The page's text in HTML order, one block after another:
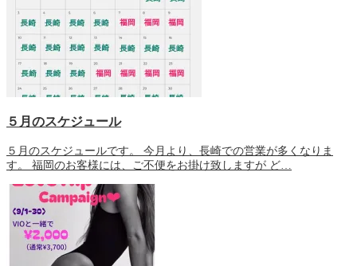
５月のスケジュール
５月のスケジュールです。 今月より、長崎での営業が多くなりま
す。 福岡のお客様には、ご不便をお掛け致しますが ど…